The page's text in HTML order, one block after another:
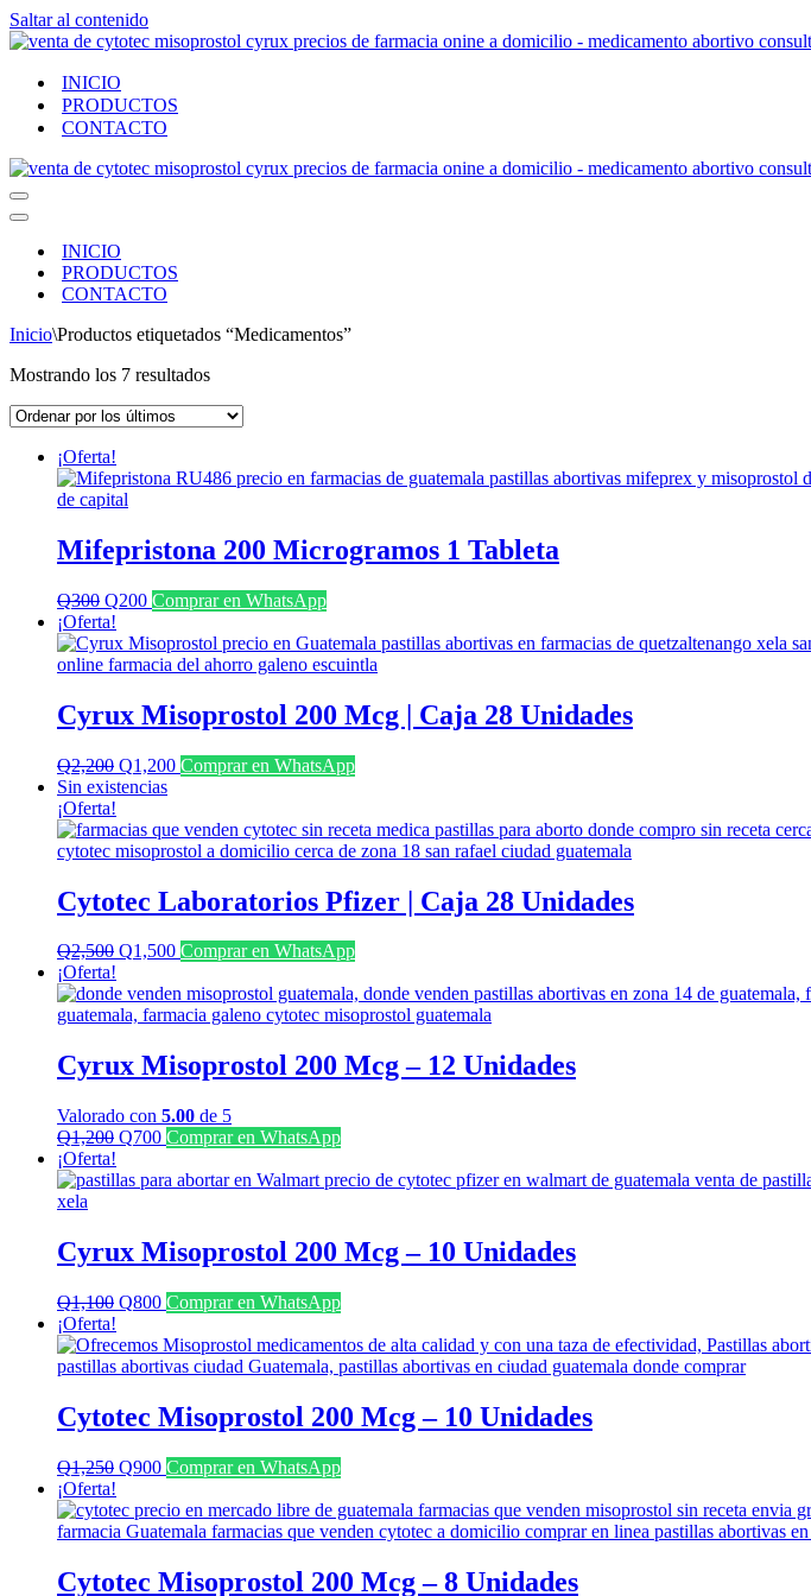
Saltar al contenido
INICIO
PRODUCTOS
CONTACTO
Menú
de
Menú
navegación
INICIO
PRODUCTOS
CONTACTO
Inicio\Productos etiquetados “Medicamentos”
Mostrando los 7 resultadosOrdenado
los
¡Oferta!
Mifepristona 200 Microgramos 1 Tableta
Q300 El
precio
original
era:
Q200El
actual
es:
Comprar en WhatsApp
¡Oferta!
Cyrux Misoprostol 200 Mcg | Caja 28 Unidades
Q2,200 El
precio
era:
Q2,200.
Q1,200El
es:
Q1,200.
Comprar en WhatsApp
Sin existencias
¡Oferta!
Cytotec Laboratorios Pfizer | Caja 28 Unidades
Q2,500 El
original
era:
Q1,500El
actual
es:
Comprar en WhatsApp
¡Oferta!
Cyrux Misoprostol 200 Mcg – 12 Unidades
Valorado con 5.00 de 5
Q1,200 El
original
Q700El
actual
Comprar en WhatsApp
¡Oferta!
Cyrux Misoprostol 200 Mcg – 10 Unidades
Q1,100 El
original
era:
Q800El
actual
es:
Comprar en WhatsApp
¡Oferta!
Cytotec Misoprostol 200 Mcg – 10 Unidades
Q1,250 El
original
era:
Q900El
actual
es:
Comprar en WhatsApp
¡Oferta!
Cytotec Misoprostol 200 Mcg – 8 Unidades